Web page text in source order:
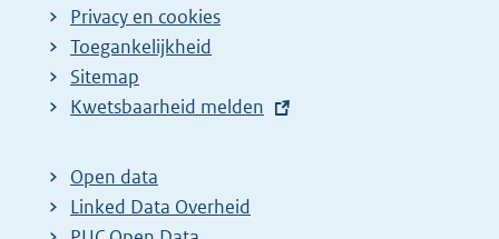
Privacy en cookies
Toegankelijkheid
Sitemap
E
t
e
r
Kwetsbaarheid melden
Open data
Linked Data Overheid